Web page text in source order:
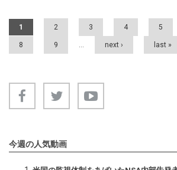
Pages
1 2 3 4 5
8 9 … next › last »
今週の人気動画